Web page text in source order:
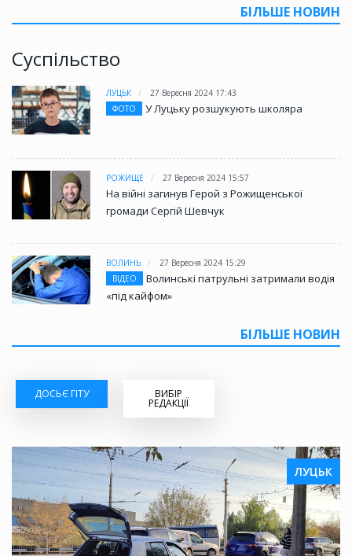
БІЛЬШЕ НОВИН
Суспільство
ЛУЦЬК
27 Вересня 2024 17:43
ФОТО
У Луцьку розшукують школяра
РОЖИЩЕ 27 Вересня 2024 15:57
На війні загинув Герой з Рожищенської
громади Сергій Шевчук
ВОЛИНЬ
27 Вересня 2024 15:29
ВІДЕО
Волинські патрульні затримали водія
«під кайфом»
БІЛЬШЕ НОВИН
ДОСЬЄ ГІТУ ВИБІР
РЕДАКЦІЇ
ЛУЦЬК